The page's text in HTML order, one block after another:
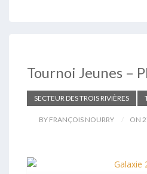
Tournoi Jeunes –
SECTEUR DES TROIS RIVIÈRES
BY FRANÇOIS NOURRY ON